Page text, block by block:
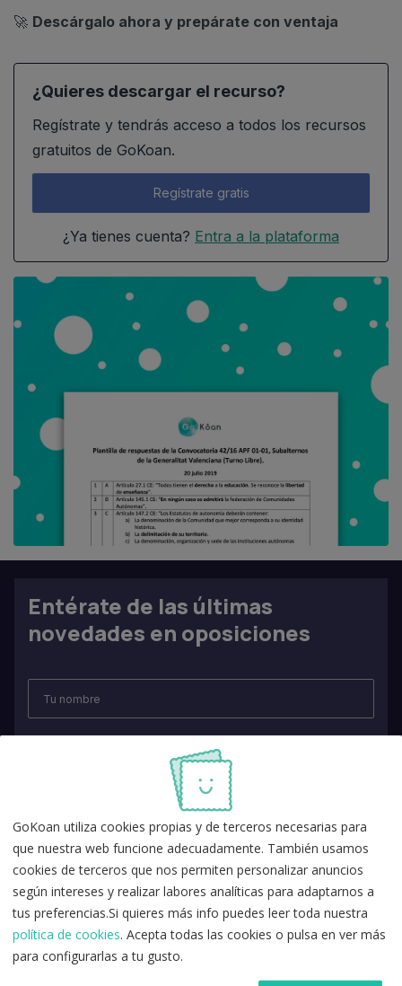
🚀 Descárgalo ahora y prepárate con ventaja
¿Quieres descargar el recurso?
Regístrate y tendrás acceso a todos los recursos
gratuitos de GoKoan.
Regístrate gratis
¿Ya tienes cuenta? Entra a la plataforma
Entérate de las últimas
novedades en oposiciones
Acepto la política de privacidad
GoKoan utiliza cookies propias y de terceros necesarias para
que nuestra web funcione adecuadamente. También usamos
cookies de terceros que nos permiten personalizar anuncios
según intereses y realizar labores analíticas para adaptarnos a
tus preferencias.Si quieres más info puedes leer toda nuestra
política de cookies. Acepta todas las cookies o pulsa en ver más
para configurarlas a tu gusto.